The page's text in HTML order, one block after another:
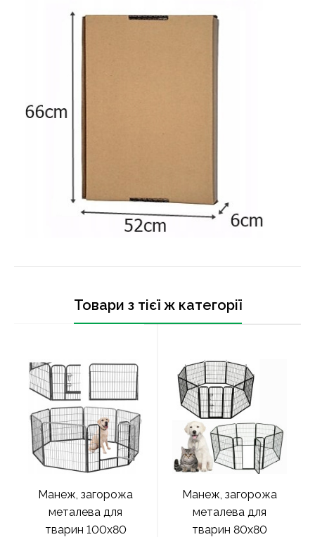
Товари з тієї ж категорії
Манеж, загорожа
металева для
тварин 100х80
Манеж, загорожа
металева для
тварин 80х80